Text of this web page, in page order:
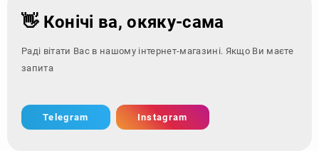
👋 Конічі ва, окяку-сама
Раді вітати Вас в нашому інтернет-магазині. Якщо Ви маєте
запитання - зверн
Telegram Instagram